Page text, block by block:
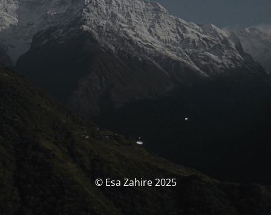
© Esa Zahire 2025